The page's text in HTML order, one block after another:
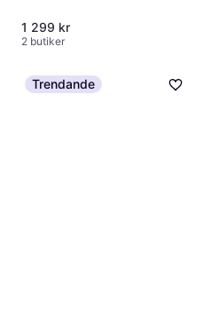
1 299 kr
2 butiker
Trendande